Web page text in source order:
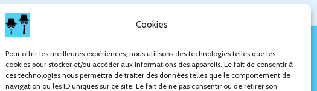
Cookies
Pour offrir les meilleures expériences, nous utilisons des technologies telles que les
cookies pour stocker et/ou accéder aux informations des appareils. Le fait de consentir à
ces technologies nous permettra de traiter des données telles que le comportement de
navigation ou les ID uniques sur ce site. Le fait de ne pas consentir ou de retirer son